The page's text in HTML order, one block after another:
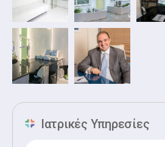
Είναι μέλος της Ελληνικής
Οδοντιατρικού Συλλόγου Αττικής,
δημοσιεύσεις σε διεθνή και
επίσης και τακτικές παρουσιάσεις
συνέδρια.
Ιατρικές Υπηρεσίες